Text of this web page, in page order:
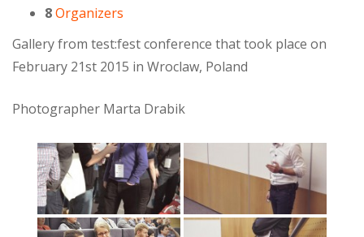
8Organizers
Gallery from test:fest conference that took place on
February 21st 2015 in Wroclaw, Poland
Photographer Marta Drabik